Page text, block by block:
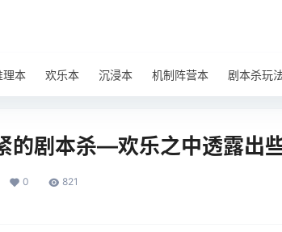
理本 欢乐本 沉浸本 机制阵营本 剧本杀玩
的剧本杀—欢乐之中透露出
0 821